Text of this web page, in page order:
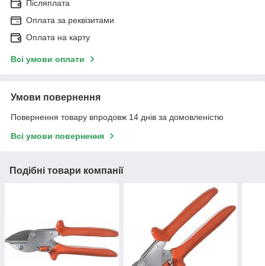
Післяплата
Оплата за реквізитами
Оплата на карту
Всі умови оплати
Умови повернення
Повернення товару впродовж 14 днів за домовленістю
Всі умови повернення
Подібні товари компанії